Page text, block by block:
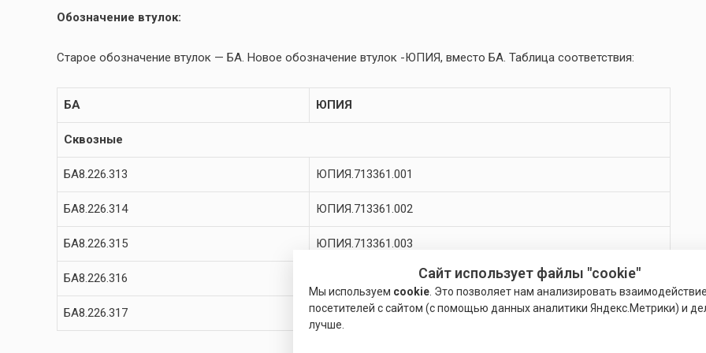
Обозначение втулок:
Старое обозначение втулок — БА. Новое обозначение втулок -ЮПИЯ, вместо БА. Таблица соответствия:
БА ЮПИЯ
Сквозные
БА8.226.313 ЮПИЯ.713361.001
БА8.226.314 ЮПИЯ.713361.002
БА8.226.315 ЮПИЯ.713361.003
БА8.226.316
БА8.226.317 ЮПИЯ.713361.005
Сайт использует файлы "cookie"
Мы используем cookie . Это позволяет нам анализировать
посетителей с сайтом (с помощью данных аналитики Яндекс.Метрики) и
лучше.